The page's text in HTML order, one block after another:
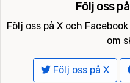
Följ oss
Följ oss på X och
om
Följ oss på X